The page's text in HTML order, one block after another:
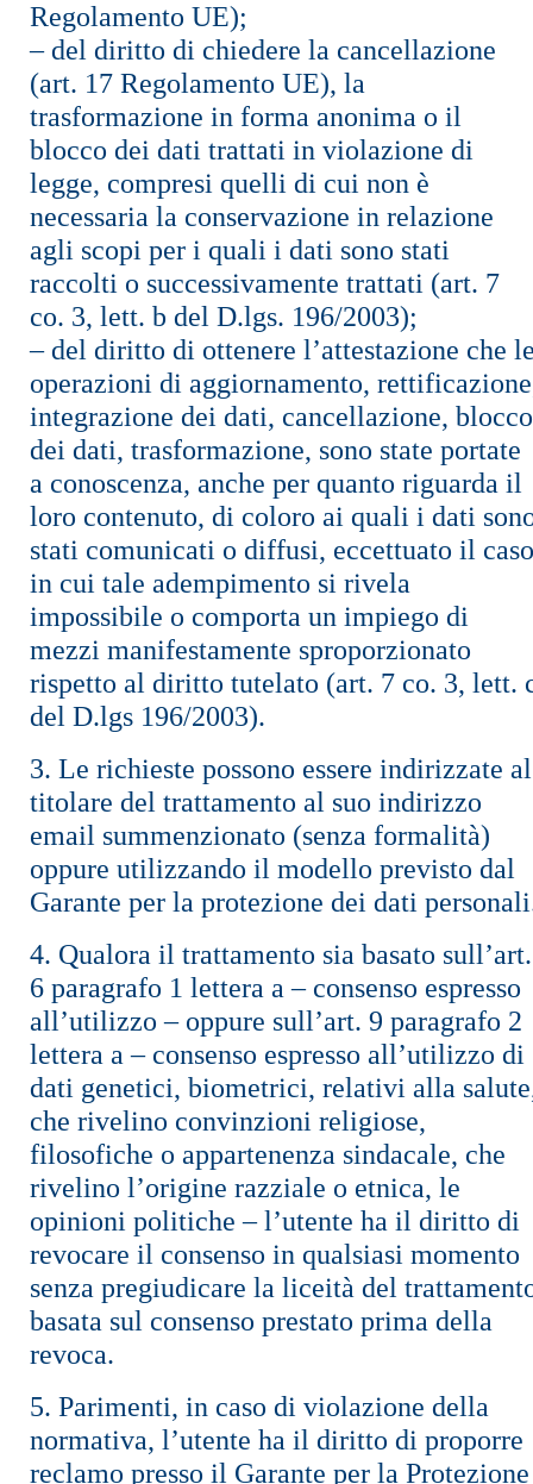
Regolamento UE);
– del diritto di chiedere la cancellazione
(art. 17 Regolamento UE), la
trasformazione in forma anonima o il
blocco dei dati trattati in violazione di
legge, compresi quelli di cui non è
necessaria la conservazione in relazione
agli scopi per i quali i dati sono stati
raccolti o successivamente trattati (art. 7
co. 3, lett. b del D.lgs. 196/2003);
– del diritto di ottenere l’attestazione che
operazioni di aggiornamento,
integrazione dei dati, cancellazione, blocco
dei dati, trasformazione, sono state portate
a conoscenza, anche per quanto riguarda il
loro contenuto, di coloro ai quali i dati
stati comunicati o diffusi, eccettuato il caso
in cui tale adempimento si rivela
impossibile o comporta un impiego di
mezzi manifestamente sproporzionato
rispetto al diritto tutelato (art. 7 co. 3, lett.
del D.lgs 196/2003).
3. Le richieste possono essere indirizzate al
titolare del trattamento al suo indirizzo
email summenzionato (senza formalità)
oppure utilizzando il modello previsto dal
Garante per la protezione dei dati
4. Qualora il trattamento sia basato sull’art.
6 paragrafo 1 lettera a – consenso espresso
all’utilizzo – oppure sull’art. 9 paragrafo 2
lettera a – consenso espresso all’utilizzo di
dati genetici, biometrici, relativi alla
che rivelino convinzioni religiose,
filosofiche o appartenenza sindacale, che
rivelino l’origine razziale o etnica, le
opinioni politiche – l’utente ha il diritto di
revocare il consenso in qualsiasi momento
senza pregiudicare la liceità del
basata sul consenso prestato prima della
revoca.
5. Parimenti, in caso di violazione della
normativa, l’utente ha il diritto di proporre
reclamo presso il Garante per la Protezione